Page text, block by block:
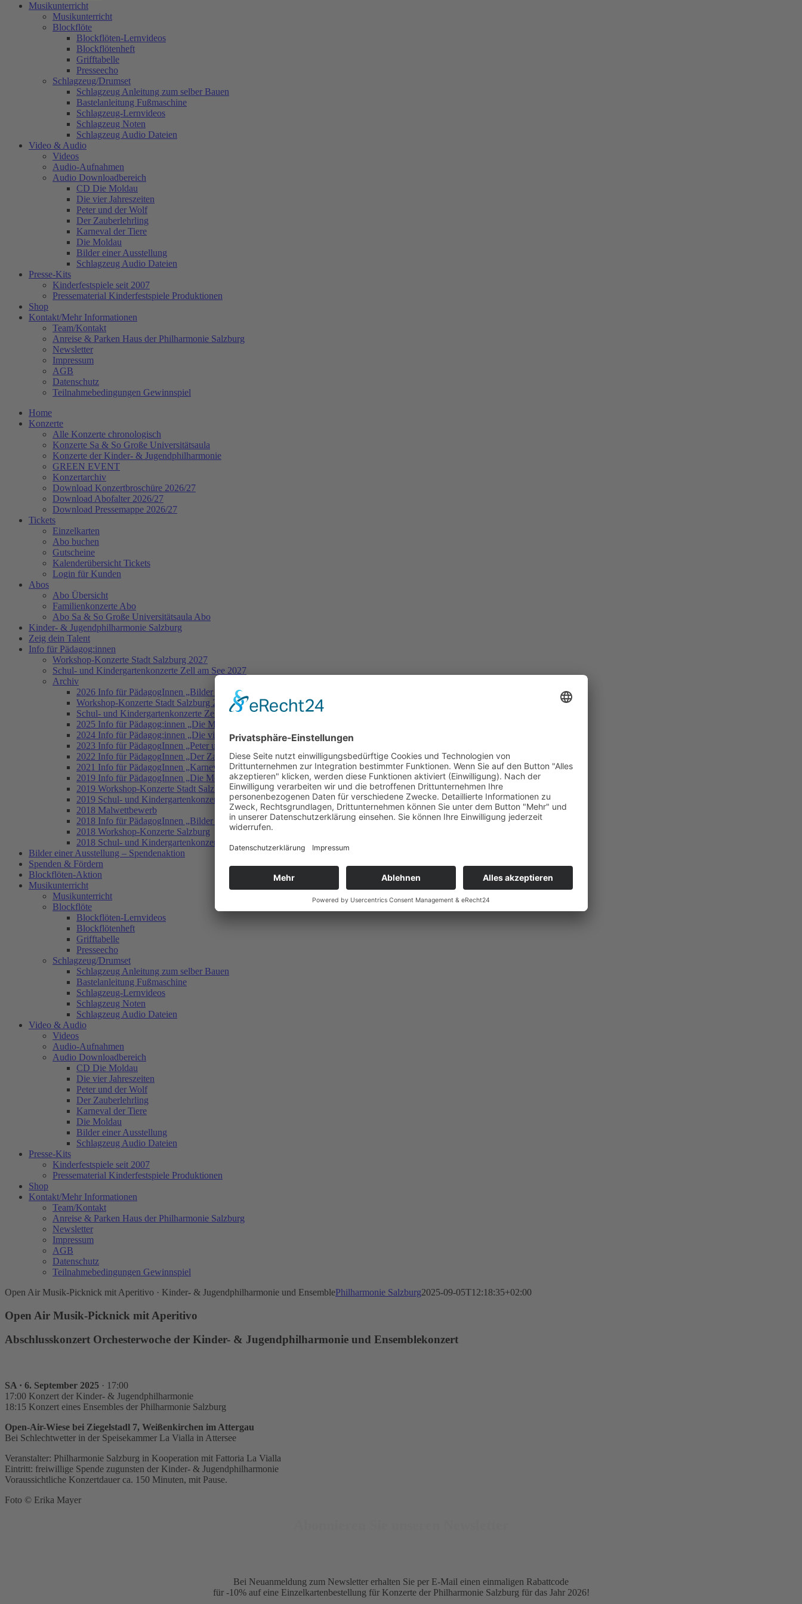
Musikunterricht
Musikunterricht
Blockflöte
Blockflöten-Lernvideos
Blockflötenheft
Grifftabelle
Presseecho
Schlagzeug/Drumset
Schlagzeug Anleitung zum selber Bauen
Bastelanleitung Fußmaschine
Schlagzeug-Lernvideos
Schlagzeug Noten
Schlagzeug Audio Dateien
Video & Audio
Videos
Audio-Aufnahmen
Audio Downloadbereich
CD Die Moldau
Die vier Jahreszeiten
Peter und der Wolf
Der Zauberlehrling
Karneval der Tiere
Die Moldau
Bilder einer Ausstellung
Schlagzeug Audio Dateien
Presse-Kits
Kinderfestspiele seit 2007
Pressematerial Kinderfestspiele Produktionen
Shop
Kontakt/Mehr Informationen
Team/Kontakt
Anreise & Parken Haus der Philharmonie Salzburg
Newsletter
Impressum
AGB
Datenschutz
Teilnahmebedingungen Gewinnspiel
Home
Konzerte
Alle Konzerte chronologisch
Konzerte Sa & So Große Universitätsaula
Konzerte der Kinder- & Jugendphilharmonie
GREEN EVENT
Konzertarchiv
Download Konzertbroschüre 2026/27
Download Abofalter 2026/27
Download Pressemappe 2026/27
Tickets
Einzelkarten
Abo buchen
Gutscheine
Kalenderübersicht Tickets
Login für Kunden
Abos
Abo Übersicht
Familienkonzerte Abo
Abo Sa & So Große Universitätsaula Abo
Kinder- & Jugendphilharmonie Salzburg
Zeig dein Talent
Info für Pädagog:innen
Workshop-Konzerte Stadt Salzburg 2027
Schul- und Kindergartenkonzerte Zell am See 2027
Archiv
2026 Info für PädagogInnen „Bilder einer Ausstellung“
Workshop-Konzerte Stadt Salzburg 2026
Schul- und Kindergartenkonzerte Zell am See 2026
2025 Info für Pädagog:innen „Die Moldau“
2024 Info für Pädagog:innen „Die vier Jahreszeiten“
2023 Info für PädagogInnen „Peter und der Wolf“
2022 Info für PädagogInnen „Der Zauberlehrling“
2021 Info für PädagogInnen „Karneval der Tiere“
2019 Info für PädagogInnen „Die Moldau“
2019 Workshop-Konzerte Stadt Salzburg
2019 Schul- und Kindergartenkonzerte Zell am See
2018 Malwettbewerb
2018 Info für PädagogInnen „Bilder einer Ausstellung“
2018 Workshop-Konzerte Salzburg
2018 Schul- und Kindergartenkonzerte Zell am See
Bilder einer Ausstellung – Spendenaktion
Spenden & Fördern
Blockflöten-Aktion
Musikunterricht
Musikunterricht
Blockflöte
Blockflöten-Lernvideos
Blockflötenheft
Grifftabelle
Presseecho
Schlagzeug/Drumset
Schlagzeug Anleitung zum selber Bauen
Bastelanleitung Fußmaschine
Schlagzeug-Lernvideos
Schlagzeug Noten
Schlagzeug Audio Dateien
Video & Audio
Videos
Audio-Aufnahmen
Audio Downloadbereich
CD Die Moldau
Die vier Jahreszeiten
Peter und der Wolf
Der Zauberlehrling
Karneval der Tiere
Die Moldau
Bilder einer Ausstellung
Schlagzeug Audio Dateien
Presse-Kits
Kinderfestspiele seit 2007
Pressematerial Kinderfestspiele Produktionen
Shop
Kontakt/Mehr Informationen
Team/Kontakt
Anreise & Parken Haus der Philharmonie Salzburg
Newsletter
Impressum
AGB
Datenschutz
Teilnahmebedingungen Gewinnspiel
Open Air Musik-Picknick mit Aperitivo · Kinder- & Jugendphilharmonie und EnsemblePhilharmonie Salzburg2025-09-05T12:18:35+02:00
Open Air Musik-Picknick mit Aperitivo
Abschlusskonzert Orchesterwoche der Kinder- & Jugendphilharmonie und Ensemblekonzert
SA · 6. September 2025 · 17:00
17:00 Konzert der Kinder- & Jugendphilharmonie
18:15 Konzert eines Ensembles der Philharmonie Salzburg
Open-Air-Wiese bei Ziegelstadl 7, Weißenkirchen im Attergau
Bei Schlechtwetter in der Speisekammer La Vialla in Attersee
Veranstalter: Philharmonie Salzburg in Kooperation mit Fattoria La Vialla
Eintritt: freiwillige Spende zugunsten der Kinder- & Jugendphilharmonie
Voraussichtliche Konzertdauer ca. 150 Minuten, mit Pause.
Foto © Erika Mayer
Bei Neuanmeldung zum Newsletter erhalten Sie per E-Mail einen einmaligen Rabattcode
für -10% auf eine Einzelkartenbestellung für Konzerte der Philharmonie Salzburg für das Jahr 2026!